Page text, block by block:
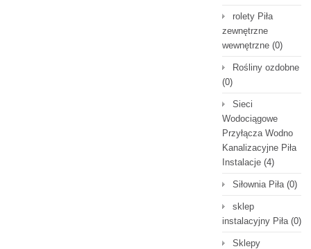
rolety Piła
zewnętrzne
wewnętrzne (0)
Rośliny ozdobne
(0)
Sieci
Wodociągowe
Przyłącza Wodno
Kanalizacyjne Piła
Instalacje (4)
Siłownia Piła(0)
sklep
instalacyjny Piła(0)
Sklepy